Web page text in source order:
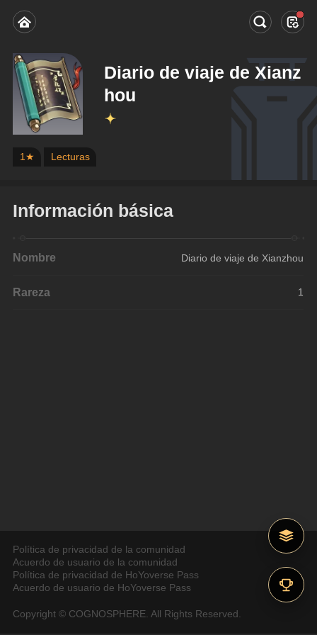
Diario de viaje de Xianz
hou
1★ Lecturas
Información básica
Nombre Diario de viaje de Xianzhou
Rareza 1
Política de privacidad de la comunidad
Acuerdo de usuario de la comunidad
Política de privacidad de HoYoverse Pass
Acuerdo de usuario de HoYoverse Pass
Copyright © COGNOSPHERE. All Rights Reserved.